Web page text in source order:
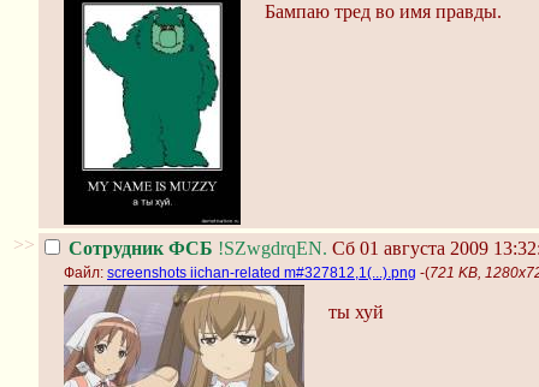
Бампаю тред во имя правды.
>> Сотрудник ФСБ !SZwgdrqEN. Сб 01 августа 2009
Файл: screenshots iichan-related m#327812,1(...).png -(721 KB,
ты хуй